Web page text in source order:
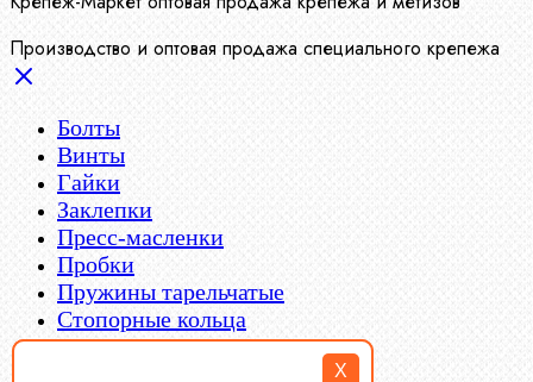
X
Производство и оптовая продажа специального крепежа
Болты
Винты
Гайки
Заклепки
Пресс-масленки